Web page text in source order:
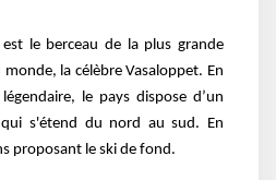
le berceau de la plus grande
la célèbre Vasaloppet. En
le pays dispose d’un
s'étend du nord au sud. En
proposant le ski de fond.